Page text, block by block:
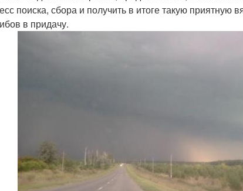
поиска, сбора и получить в итоге такую приятную
в придачу.